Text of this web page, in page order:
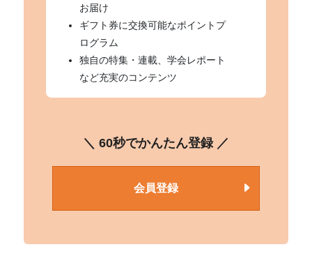
お届け
ギフト券に交換可能なポイントプ
ログラム
独自の特集・連載、学会レポート
など充実のコンテンツ
＼ 60秒でかんたん登録 ／
会員登録